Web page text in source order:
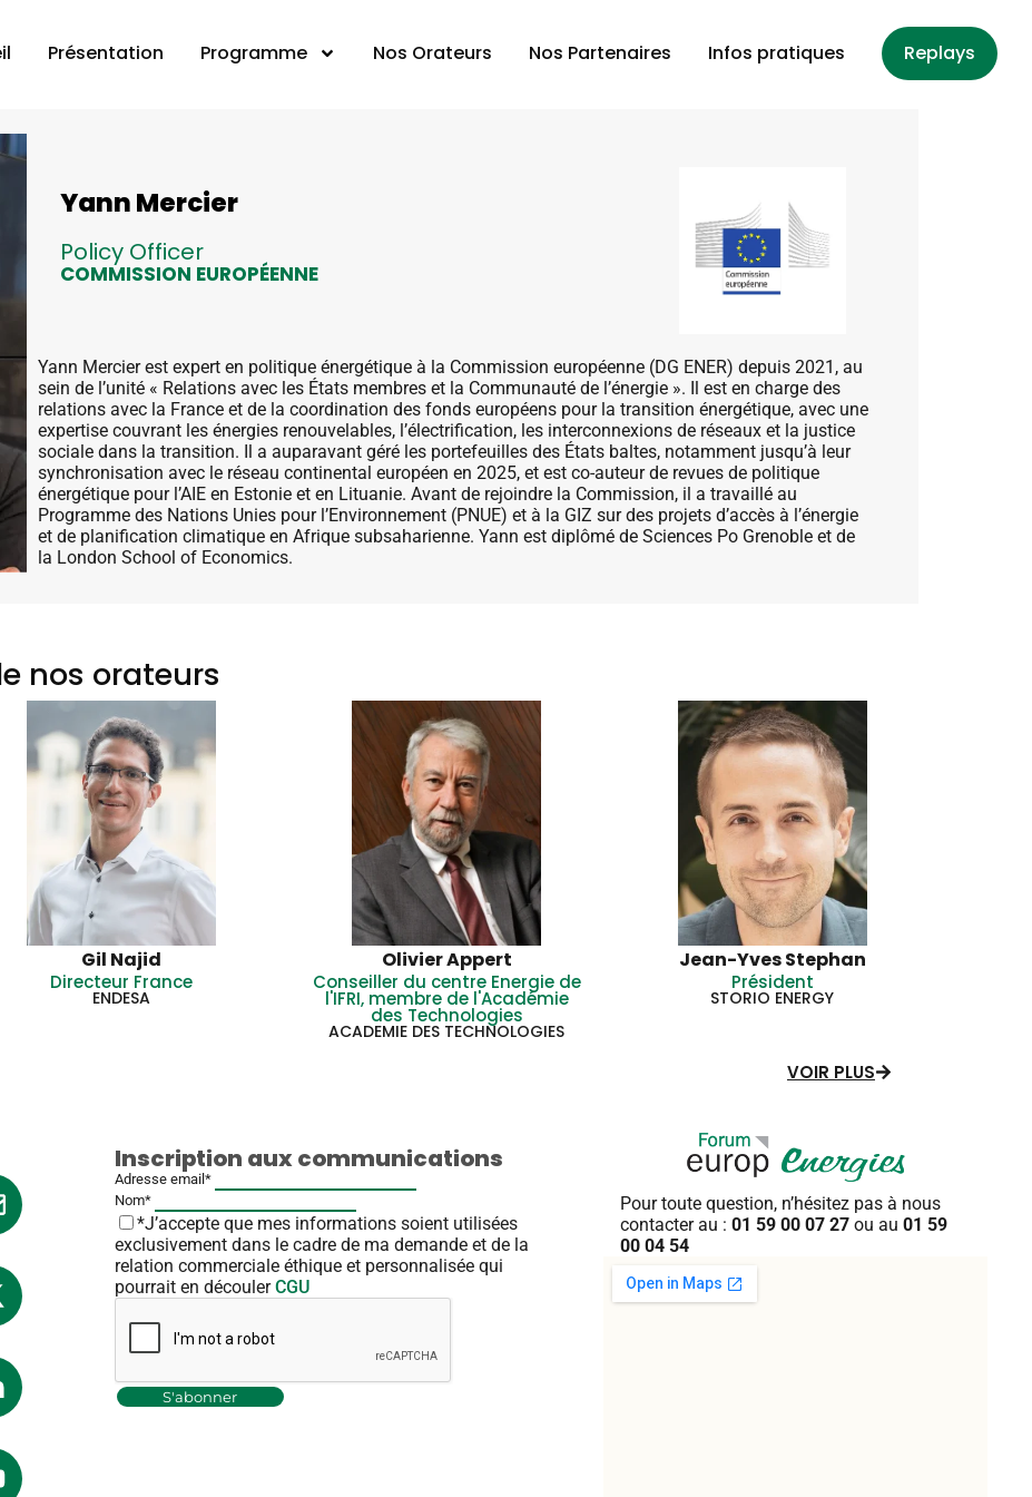
Présentation Programme Nos Orateurs Nos Partenaires Infos pratiques Replays
Yann Mercier
Policy Officer
COMMISSION EUROPÉENNE
Yann Mercier est expert en politique énergétique à la Commission européenne (DG ENER) depuis 2021, au
sein de l’unité « Relations avec les États membres et la Communauté de l’énergie ». Il est en charge des
relations avec la France et de la coordination des fonds européens pour la transition énergétique, avec une
expertise couvrant les énergies renouvelables, l’électrification, les interconnexions de réseaux et la justice
sociale dans la transition. Il a auparavant géré les portefeuilles des États baltes, notamment jusqu’à leur
synchronisation avec le réseau continental européen en 2025, et est co-auteur de revues de politique
énergétique pour l’AIE en Estonie et en Lituanie. Avant de rejoindre la Commission, il a travaillé au
Programme des Nations Unies pour l’Environnement (PNUE) et à la GIZ sur des projets d’accès à l’énergie
et de planification climatique en Afrique subsaharienne. Yann est diplômé de Sciences Po Grenoble et de
la London School of Economics.
nos orateurs
Gil Najid
Directeur France
ENDESA
Olivier Appert
Conseiller du centre Energie de
l'IFRI, membre de l'Académie
des Technologies
ACADEMIE DES TECHNOLOGIES
Jean-Yves Stephan
Président
STORIO ENERGY
VOIR PLUS
Inscription aux communications
Adresse email*
Nom*
*J’accepte que mes informations soient utilisées
exclusivement dans le cadre de ma demande et de la
relation commerciale éthique et personnalisée qui
pourrait en découlerCGU
Pour toute question, n’hésitez pasà nous
contacter au :01 59 00 07 27ou au01 59
00 04 54